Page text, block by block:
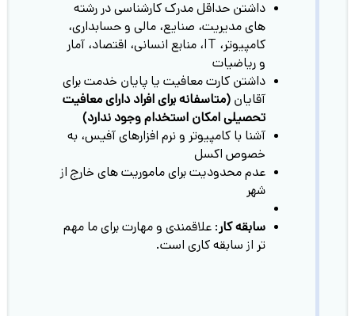
داشتن حداقل مدرک کارشناسی در رشته
های مدیریت، صنایع، مالی و حسابداری،
کامپیوتر، IT، منابع انسانی، اقتصاد، آمار
و ریاضیات
داشتن کارت معافیت یا پایان خدمت برای
آقایان (متاسفانه برای افراد دارای معافیت
تحصیلی امکان استخدام وجود ندارد)
آشنا با کامپیوتر و نرم افزارهای آفیس، به
خصوص اکسل
عدم محدودیت برای ماموریت های خارج از
شهر
سابقه کار: علاقمندی و مهارت برای ما مهم
تر از سابقه کاری است.